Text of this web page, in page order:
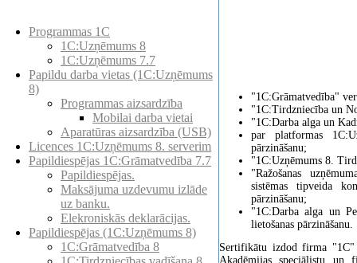
Programmas 1C
1C:Uzņēmums 8
1C:Uzņēmums 7.7
Papildu darba vietas (1C:Uzņēmums
8)
Programmas aizsardzība
Mobilai darba vietai
Aparatūras aizsardzība (USB)
Licences 1C:Uzņēmums 8. serverim
Papildiespējas 1C:Grāmatvedība 7.7
Papildiespējas.
Maksājuma uzdevumu izlāde
uz banku.
Elekroniskās deklarācijas.
Papildiespējas (1C:Uzņēmums 8)
1C:Grāmatvedība 8
"1C:Grāmatvedība"
"1C:Tirdzniecība un
"1C:Darba alga un
par platformas
pārzināšanu;
"1C:Uzņēmums 8.
"Ražošanas
sistēmas tipveida
pārzināšanu;
"1C:Darba alga un
lietošanas pārzināšanu.
Sertifikātu izdod firma "1C"
Akadēmijas speciālistu un